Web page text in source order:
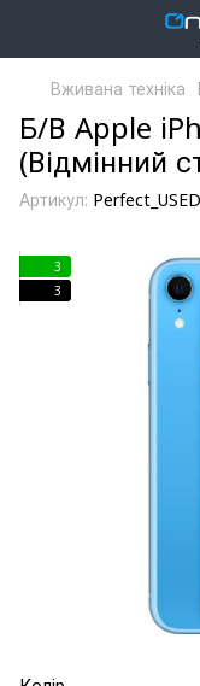
Вживана техніка
Б/В Apple
(Відмінний
Артикул:
3
3